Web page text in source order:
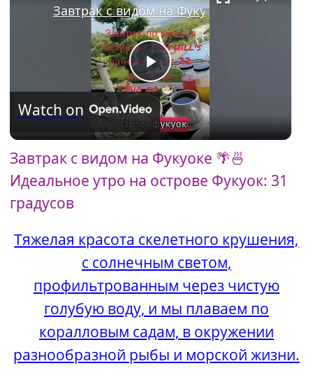
P
l
a
V
i
d
Завтрак с видом на Фукуоке
Watch on
Завтрак с видом на Фукуоке 🌴🍜
Идеальное утро на острове Фукуок: 31
градусов
Тяжелая красота скелетного крушения,
с солнечным светом,
профильтрованным через чистую
голубую воду, и мы плаваем по
коралловым садам, в окружении
разнообразной рыбы и морской жизни.